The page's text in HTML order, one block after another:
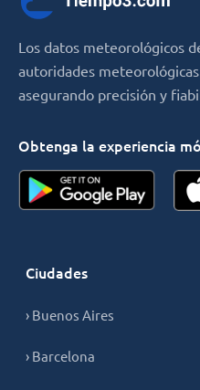
Los datos meteorológicos
autoridades
asegurando precisión y
Obtenga la experiencia
Ciudades
› Buenos Aires
› Barcelona